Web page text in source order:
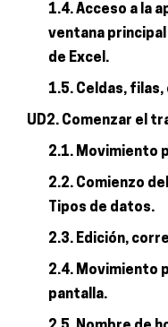
1.4. Acceso a la
ventana
de Excel.
1.5. Celdas,
UD2. Comenzar el
2.1. Movimiento
2.2. Comienzo
Tipos de datos.
2.3. Edición,
2.4. Movimiento
pantalla.